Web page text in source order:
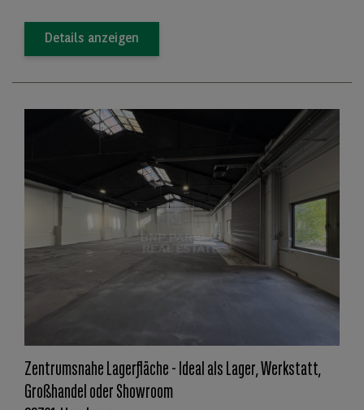
Details anzeigen
Zentrumsnahe Lagerfläche - Ideal als Lager, Werkstatt,
Großhandel oder Showroom